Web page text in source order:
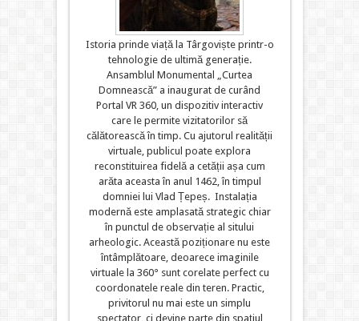
Istoria prinde viață la Târgoviște printr-o
tehnologie de ultimă generație.
Ansamblul Monumental „Curtea
Domnească” a inaugurat de curând
Portal VR 360, un dispozitiv interactiv
care le permite vizitatorilor să
călătorească în timp. Cu ajutorul realității
virtuale, publicul poate explora
reconstituirea fidelă a cetății așa cum
arăta aceasta în anul 1462, în timpul
domniei lui Vlad Țepeș. Instalația
modernă este amplasată strategic chiar
în punctul de observație al sitului
arheologic. Această poziționare nu este
întâmplătoare, deoarece imaginile
virtuale la 360° sunt corelate perfect cu
coordonatele reale din teren. Practic,
privitorul nu mai este un simplu
spectator, ci devine parte din spațiul